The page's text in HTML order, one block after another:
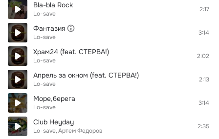
Bla-bla Rock
Lo-save
2:17
Фантазия
Lo-save
3:14
Храм24 (feat. СТЕРВА!)
Lo-save
2:02
Апрель за окном (feat. СТЕРВА!)
Lo-save
2:13
Море,берега
Lo-save
3:14
Club Heyday
Lo-save Артем Федоров
2:35